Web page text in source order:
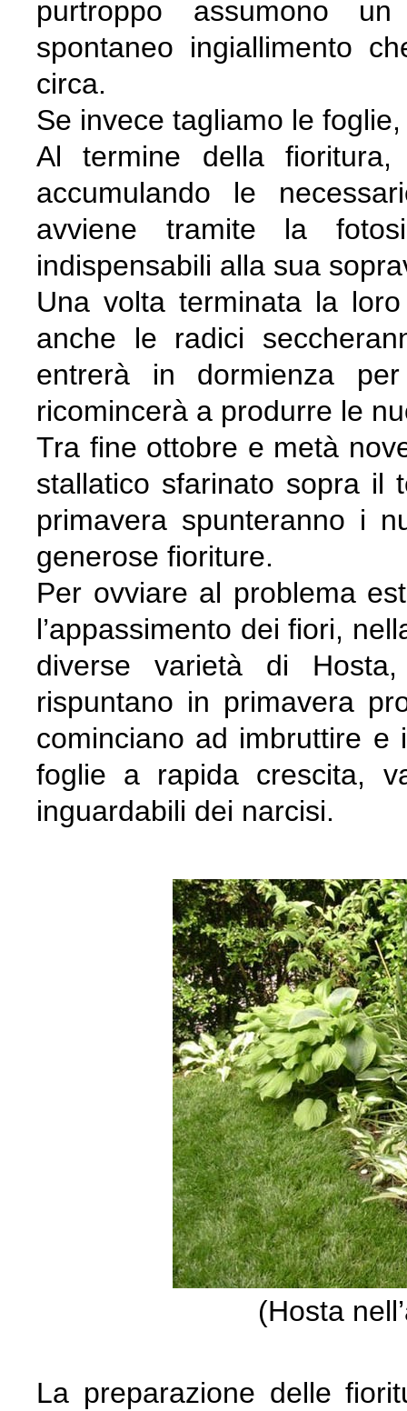
purtroppo assumono
spontaneo ingiallimento
circa.
Se invece tagliamo le
Al termine della
accumulando le
avviene tramite la
indispensabili alla sua
Una volta terminata la
anche le radici
entrerà in dormienza
ricomincerà a produrre le
Tra fine ottobre e metà
stallatico sfarinato sopra il
primavera spunteranno i
generose fioriture.
Per ovviare al problema
l’appassimento dei fiori,
diverse varietà di
rispuntano in primavera
cominciano ad imbruttire
foglie a rapida crescita,
inguardabili dei narcisi.
(Hosta
La preparazione delle